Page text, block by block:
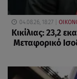
04.08.26, 18:27
Κικίλιας: 23,2
Μεταφορικό